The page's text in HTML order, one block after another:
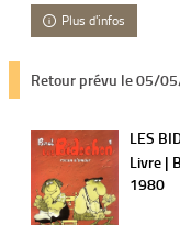
Plus d'infos
Retour prévu le 05/
LES
Livre |
1980